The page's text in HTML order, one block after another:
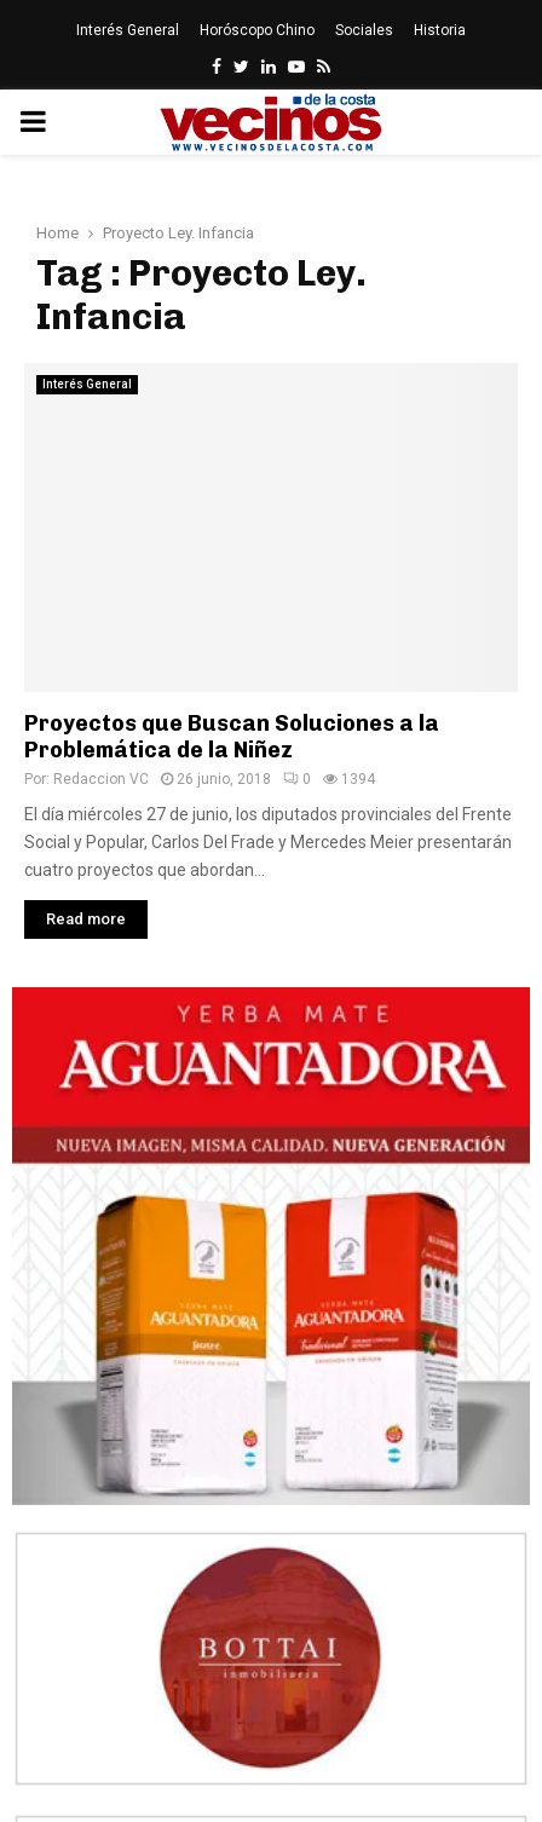
Interés General Horóscopo Chino Sociales Historia
Facebook
Twitter
LinkedinYoutube
Rss
PRIMARY
Home Proyecto Ley. Infancia
Tag : Proyecto Ley.
Infancia
Interés General
Proyectos que Buscan Soluciones a la
Problemática de la Niñez
Por: Redaccion VC 26 junio, 2018 0 1394
El día miércoles 27 de junio, los diputados provinciales del Frente
Social y Popular, Carlos Del Frade y Mercedes Meier presentarán
cuatro proyectos que abordan...
Read more